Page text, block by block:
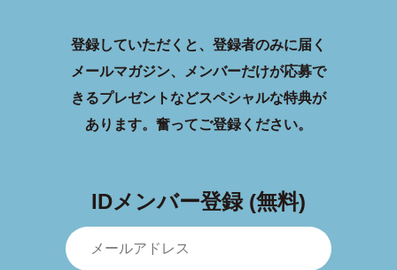
登録していただくと、登録者のみに届く
メールマガジン、メンバーだけが応募で
きるプレゼントなどスペシャルな特典が
あります。 奮ってご登録ください。
IDメンバー登録 (無料)